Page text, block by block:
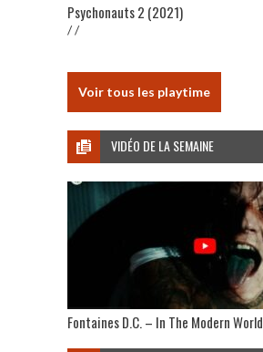
Psychonauts 2 (2021)
/ /
Voir tous les playtime
VIDÉO DE LA SEMAINE
Fontaines D.C. – In The Modern World